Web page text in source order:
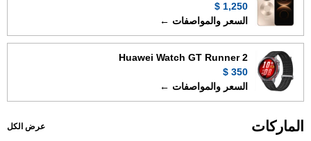
1,250 $
السعر والمواصفات ←
Huawei Watch GT Runner 2
350 $
السعر والمواصفات ←
الماركات عرض الكل